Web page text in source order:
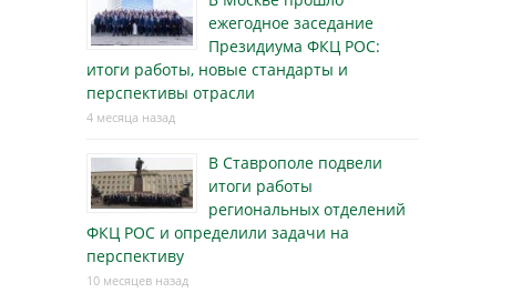
ежегодное заседание
Президиума ФКЦ РОС:
итоги работы, новые стандарты и
перспективы отрасли
4 месяца назад
В Ставрополе подвели
итоги работы
региональных отделений
ФКЦ РОС и определили задачи на
перспективу
10 месяцев назад